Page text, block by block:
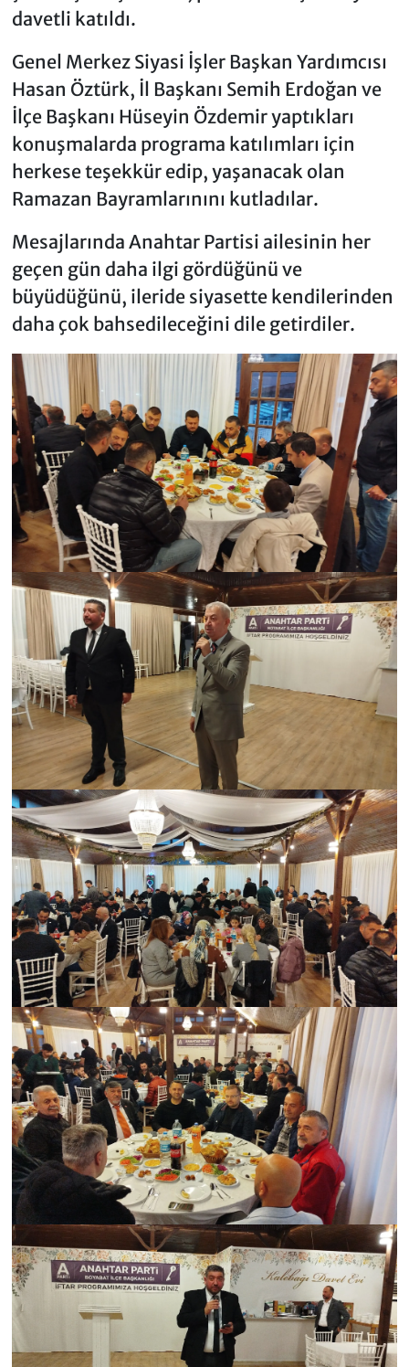
davetli katıldı.
Genel Merkez Siyasi İşler Başkan Yardımcısı
Hasan Öztürk, İl Başkanı Semih Erdoğan ve
İlçe Başkanı Hüseyin Özdemir yaptıkları
konuşmalarda programa katılımları için
herkese teşekkür edip, yaşanacak olan
Ramazan Bayramlarınını kutladılar.
Mesajlarında Anahtar Partisi ailesinin her
geçen gün daha ilgi gördüğünü ve
büyüdüğünü, ileride siyasette kendilerinden
daha çok bahsedileceğini dile getirdiler.